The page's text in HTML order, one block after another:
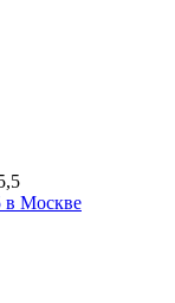
в Москве